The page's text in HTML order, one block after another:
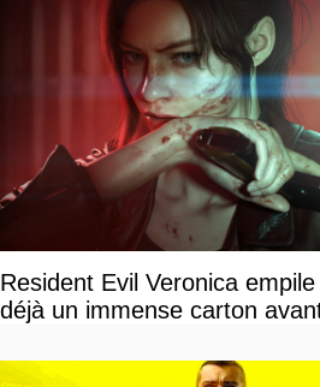
Resident Evil Veronica
déjà un immense carton